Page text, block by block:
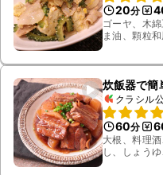
20分
ゴーヤ、木
ま油、顆粒
炊飯器で簡
クラシル
60分
大根、料理
し、しょう